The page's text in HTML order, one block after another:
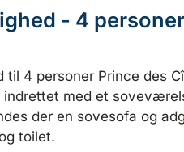
- 4
4 personer Prince des
indrettet med et
der en sovesofa og
toilet.